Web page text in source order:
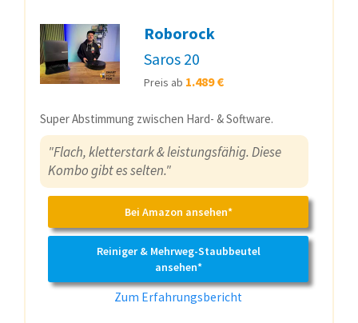
Roborock
Saros 20
Preis ab 1.489 €
Super Abstimmung zwischen Hard- & Software.
"Flach, kletterstark & leistungsfähig. Diese
Kombo gibt es selten."
Bei Amazon ansehen*
Reiniger & Mehrweg-Staubbeutel
ansehen*
Zum Erfahrungsbericht